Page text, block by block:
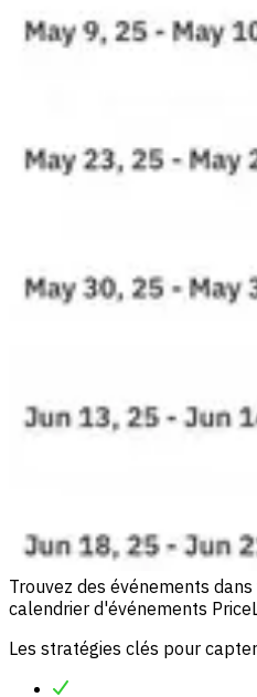
Trouvez des événements
calendrier d'événements
Les stratégies clés pour